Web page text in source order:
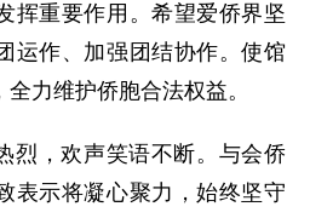
挥重要作用。希望爱侨界坚
运作、加强团结协作。使馆
力维护侨胞合法权益。
烈，欢声笑语不断。与会侨
表示将凝心聚力，始终坚守